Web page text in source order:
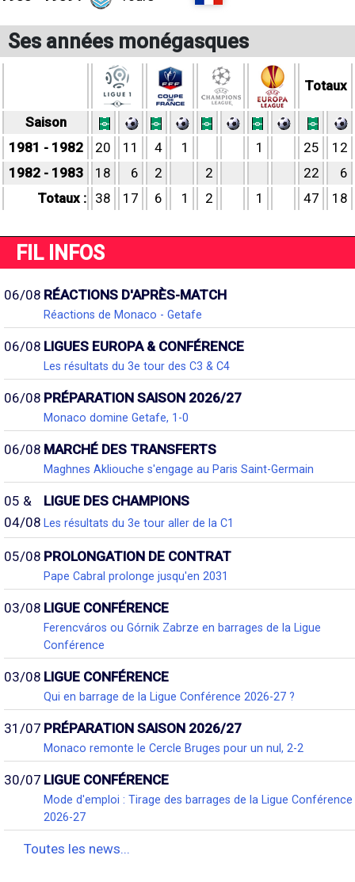
Ses années monégasques
Totaux
Saison
1981 - 1982
20 11 4 1 1 25
12
1982 - 1983
18 6 2 2 22
6
Totaux : 38 17 6 1 2 1 47 18
FIL INFOS
06/08 RÉACTIONS D'APRÈS-MATCH
Réactions de Monaco - Getafe
06/08 LIGUES EUROPA & CONFÉRENCE
Les résultats du 3e tour des C3 & C4
06/08 PRÉPARATION SAISON 2026/27
Monaco domine Getafe, 1-0
06/08 MARCHÉ DES TRANSFERTS
Maghnes Akliouche s'engage au Paris Saint-Germain
05 &
04/08
LIGUE DES CHAMPIONS
Les résultats du 3e tour aller de la C1
05/08 PROLONGATION DE CONTRAT
Pape Cabral prolonge jusqu'en 2031
03/08 LIGUE CONFÉRENCE
Ferencváros ou Górnik Zabrze en barrages de la Ligue
Conférence
03/08 LIGUE CONFÉRENCE
Qui en barrage de la Ligue Conférence 2026-27 ?
31/07 PRÉPARATION SAISON 2026/27
Monaco remonte le Cercle Bruges pour un nul, 2-2
30/07 LIGUE CONFÉRENCE
Mode d'emploi : Tirage des barrages de la Ligue Conférence
2026-27
Toutes les news...